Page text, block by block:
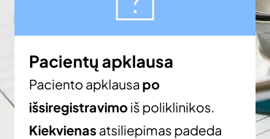
Pacientų apklausa
Paciento apklausa po
išsiregistravimoiš poliklinikos.
Kiekvienasatsiliepimas padeda